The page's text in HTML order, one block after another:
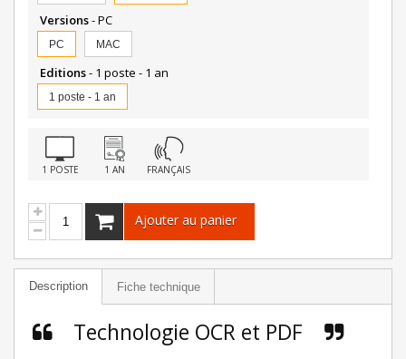
Versions- PC
PC MAC
Editions- 1 poste - 1 an
1 poste - 1 an
1 POSTE 1 AN FRANÇAIS
Ajouter au panier
Description Fiche technique
Technologie OCR et PDF